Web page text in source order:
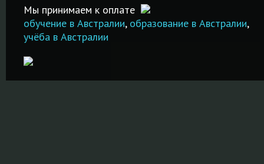
ПОДРОБНЕЕ
ПОДРОБНЕЕ
Мы принимаем к оплате
обучение в Австралии, образование в Австралии,
учёба в Австралии